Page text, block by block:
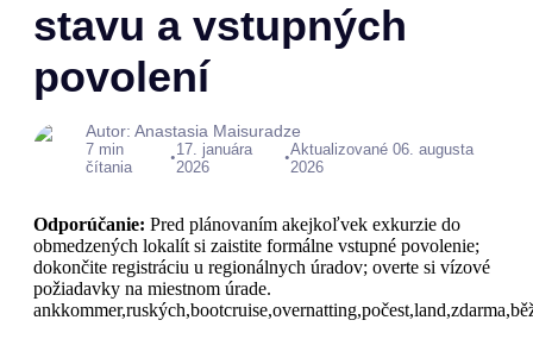
stavu a vstupných
povolení
Autor: Anastasia Maisuradze
7 min
čítania
•17. januára
2026
•Aktualizované 06. augusta
2026
Odporúčanie: Pred plánovaním akejkoľvek exkurzie do
obmedzených lokalít si zaistite formálne vstupné povolenie;
dokončite registráciu u regionálnych úradov; overte si vízové
požiadavky na miestnom úrade.